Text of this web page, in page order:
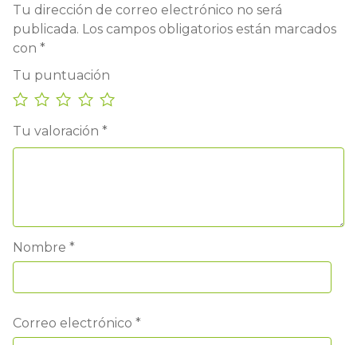
Tu dirección de correo electrónico no será
publicada. Los campos obligatorios están marcados
con *
Tu puntuación
Tu valoración *
Nombre *
Correo electrónico *